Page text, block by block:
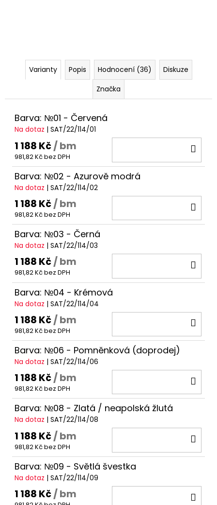
Varianty Popis Hodnocení (36)
Diskuze
Značka
Barva: №01 - Červená
Na dotaz | SAT/22/114/01
1 188 Kč/ bm
981,82 Kč bez DPH
Barva: №02 - Azurově modrá
Na dotaz | SAT/22/114/02
1 188 Kč/ bm
981,82 Kč bez DPH
Barva: №03 - Černá
Na dotaz | SAT/22/114/03
1 188 Kč/ bm
981,82 Kč bez DPH
Barva: №04 - Krémová
Na dotaz | SAT/22/114/04
1 188 Kč/ bm
981,82 Kč bez DPH
Barva: №06 - Pomněnková (doprodej)
Na dotaz | SAT/22/114/06
1 188 Kč/ bm
981,82 Kč bez DPH
Barva: №08 - Zlatá / neapolská žlutá
Na dotaz | SAT/22/114/08
1 188 Kč/ bm
981,82 Kč bez DPH
Barva: №09 - Světlá švestka
Na dotaz | SAT/22/114/09
1 188 Kč/ bm